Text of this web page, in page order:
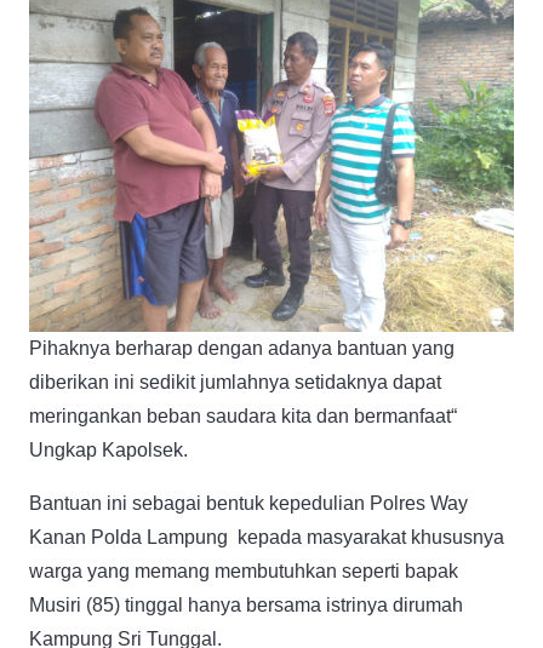
Pihaknya berharap dengan adanya bantuan yang
diberikan ini sedikit jumlahnya setidaknya dapat
meringankan beban saudara kita dan bermanfaat“
Ungkap Kapolsek.
Bantuan ini sebagai bentuk kepedulian Polres Way
Kanan Polda Lampung kepada masyarakat khususnya
warga yang memang membutuhkan seperti bapak
Musiri (85) tinggal hanya bersama istrinya dirumah
Kampung Sri Tunggal.